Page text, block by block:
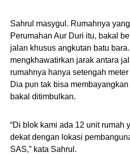
Sahrul masygul. Rumahnya
Perumahan Aur Duri itu, bakal
jalan khusus angkutan batu
mengkhawatirkan jarak antara
rumahnya hanya setengah
Dia pun tak bisa
bakal ditimbulkan.
“Di blok kami ada 12 unit rumah
dekat dengan lokasi
SAS,” kata Sahrul.